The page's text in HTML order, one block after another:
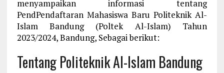
menyampaikan informasi tentang
PendPendaftaran Mahasiswa Baru Politeknik Al-
Islam Bandung (Poltek Al-Islam) Tahun
2023/2024, Bandung, Sebagai berikut:
Tentang Politeknik Al-Islam Bandung